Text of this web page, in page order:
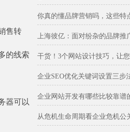
售转
的线索
器可以
你真的懂品牌营销吗，这些特
上海彼亿：面对纷杂的品牌推
干货！3个网站设计技巧，让
企业SEO优化关键词设置三步
企业网站开发有哪些比较靠谱
从危机生命周期看企业危机公